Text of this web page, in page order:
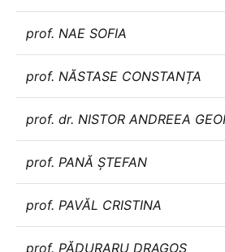
prof. NAE SOFIA
prof. NĂSTASE CONSTANȚA
prof. dr. NISTOR ANDREEA
prof. PANĂ ŞTEFAN
prof. PAVĂL CRISTINA
prof. PĂDURARU DRAGOȘ